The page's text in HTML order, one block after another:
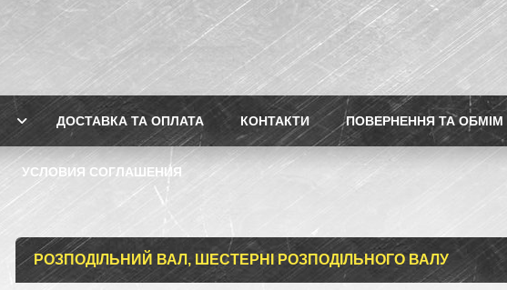
ДОСТАВКА ТА ОПЛАТА КОНТАКТИ ПОВЕРНЕННЯ ТА ОБМІМ
УСЛОВИЯ СОГЛАШЕНИЯ
РОЗПОДІЛЬНИЙ ВАЛ, ШЕСТЕРНІ РОЗПОДІЛЬНОГО ВАЛУ